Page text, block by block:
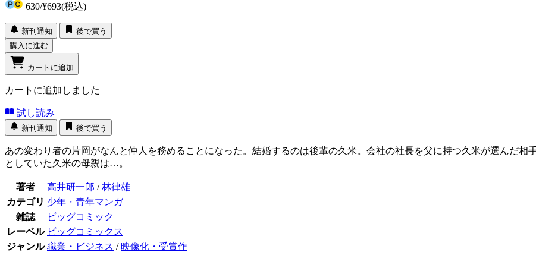
630/¥693(税込)
新刊通知
後で買う
購入に進む
カートに追加
カートに追加しました
試し読み
新刊通知 後で買う
あの変わり者の片岡がなんと仲人を務めることになった。結婚するのは後輩の久米。会社の社長を父に持つ久米が選んだ相
としていた久米の母親は…。
著者 高井研一郎 /林律雄
カテゴリ 少年・青年マンガ
雑誌
ビッグコミック
レーベル ビッグコミックス
ジャンル 職業・ビジネス / 映像化・受賞作